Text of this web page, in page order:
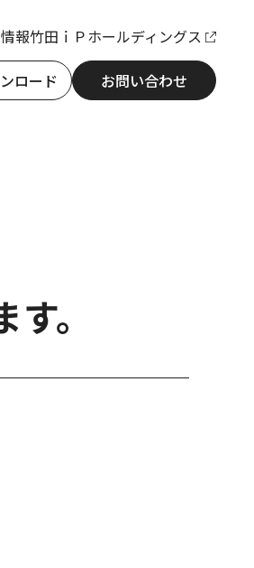
報竹田ｉＰホールディングス
ロード お問い合わせ
。